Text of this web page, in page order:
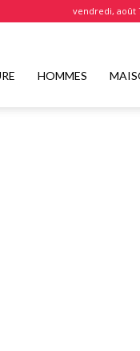
vendredi, août
HOMMES